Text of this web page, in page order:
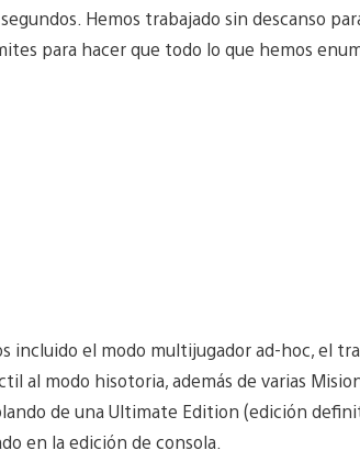
Hemos trabajado sin descanso
para hacer que todo lo que hemos
incluido el modo multijugador ad-hoc, el
al modo hisotoria, además de varias
de una Ultimate Edition (edición
en la edición de consola.